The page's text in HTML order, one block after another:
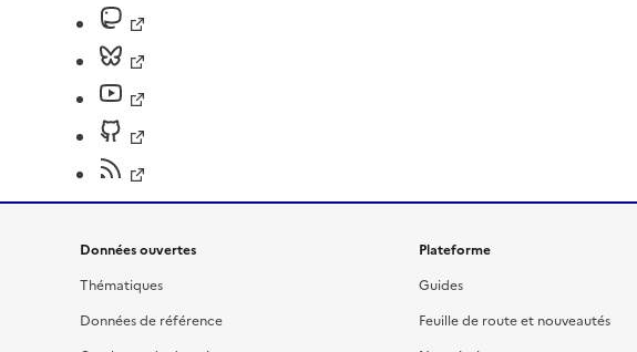
Données ouvertes
Thématiques
Données de référence
Plateforme
Guides
Feuille de route et nouveautés